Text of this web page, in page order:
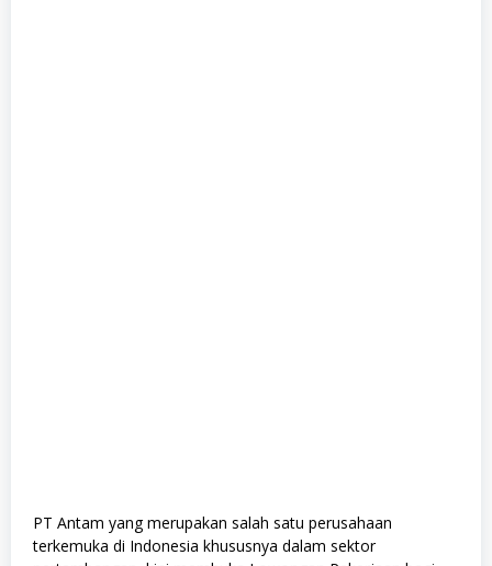
PT Antam yang merupakan salah satu perusahaan
terkemuka di Indonesia khususnya dalam sektor